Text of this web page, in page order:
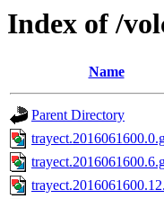
Index of /
Name
Parent Directory